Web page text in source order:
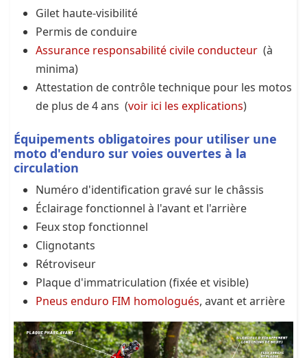
Gilet haute-visibilité
Permis de conduire
Assurance responsabilité civile conducteur (à
minima)
Attestation de contrôle technique pour les motos
de plus de 4 ans (voir ici les explications)
Équipements obligatoires pour utiliser une
moto d'enduro sur voies ouvertes à la
circulation
Numéro d'identification gravé sur le châssis
Éclairage fonctionnel à l'avant et l'arrière
Feux stop fonctionnel
Clignotants
Rétroviseur
Plaque d'immatriculation (fixée et visible)
Pneus enduro FIM homologués, avant et arrière